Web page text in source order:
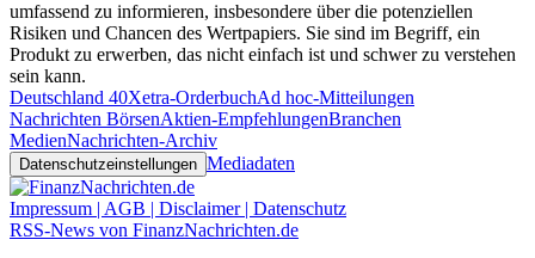
umfassend zu informieren, insbesondere über die potenziellen
Risiken und Chancen des Wertpapiers. Sie sind im Begriff, ein
Produkt zu erwerben, das nicht einfach ist und schwer zu verstehen
sein kann.
Deutschland 40Xetra-OrderbuchAd hoc-Mitteilungen
Nachrichten BörsenAktien-EmpfehlungenBranchen
MedienNachrichten-Archiv
Datenschutzeinstellungen Mediadaten
Impressum | AGB | Disclaimer | Datenschutz
RSS-News von FinanzNachrichten.de